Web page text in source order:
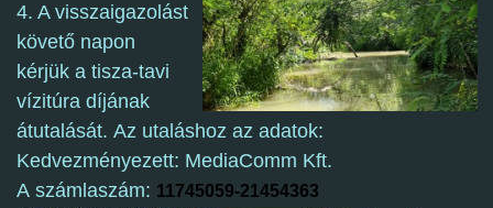
4. A visszaigazolást
követő napon
kérjük a tisza-tavi
vízitúra díjának
átutalását. Az utaláshoz az adatok:
Kedvezményezett: MediaComm Kft.
A számlaszám: 11745059-21454363